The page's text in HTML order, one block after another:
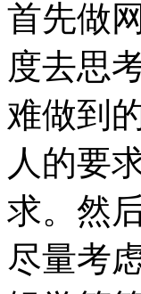
首先做
度去思
难做到
人的要
求。然
尽量考